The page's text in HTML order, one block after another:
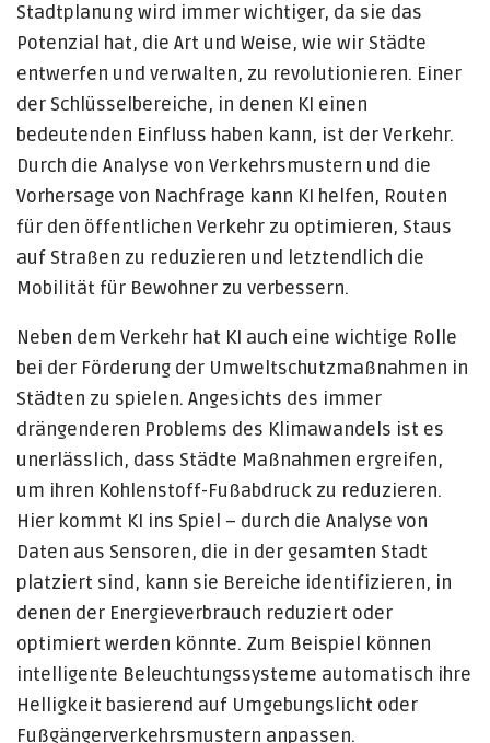
Stadtplanung wird immer wichtiger, da sie das
Potenzial hat, die Art und Weise, wie wir Städte
entwerfen und verwalten, zu revolutionieren. Einer
der Schlüsselbereiche, in denen KI einen
bedeutenden Einfluss haben kann, ist der Verkehr.
Durch die Analyse von Verkehrsmustern und die
Vorhersage von Nachfrage kann KI helfen, Routen
für den öffentlichen Verkehr zu optimieren, Staus
auf Straßen zu reduzieren und letztendlich die
Mobilität für Bewohner zu verbessern.
Neben dem Verkehr hat KI auch eine wichtige Rolle
bei der Förderung der Umweltschutzmaßnahmen in
Städten zu spielen. Angesichts des immer
drängenderen Problems des Klimawandels ist es
unerlässlich, dass Städte Maßnahmen ergreifen,
um ihren Kohlenstoff-Fußabdruck zu reduzieren.
Hier kommt KI ins Spiel – durch die Analyse von
Daten aus Sensoren, die in der gesamten Stadt
platziert sind, kann sie Bereiche identifizieren, in
denen der Energieverbrauch reduziert oder
optimiert werden könnte. Zum Beispiel können
intelligente Beleuchtungssysteme automatisch ihre
Helligkeit basierend auf Umgebungslicht oder
Fußgängerverkehrsmustern anpassen.